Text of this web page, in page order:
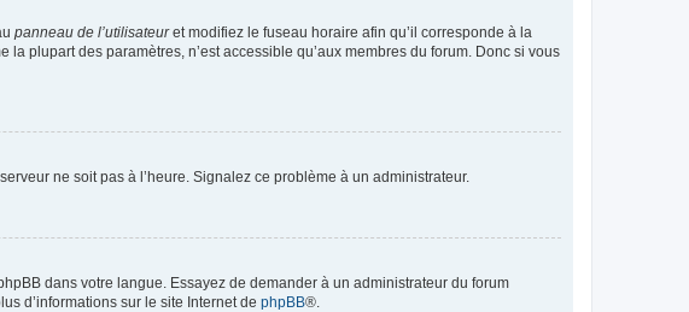
panneau de l’utilisateuret modifiez le fuseau horaire afin qu’il corresponde à la
plupart des paramètres, n’est accessible qu’aux membres du forum. Donc si vous
ne soit pas à l’heure. Signalez ce problème à un administrateur.
dans votre langue. Essayez de demander à un administrateur du forum
d’informations sur le site Internet de phpBB®.